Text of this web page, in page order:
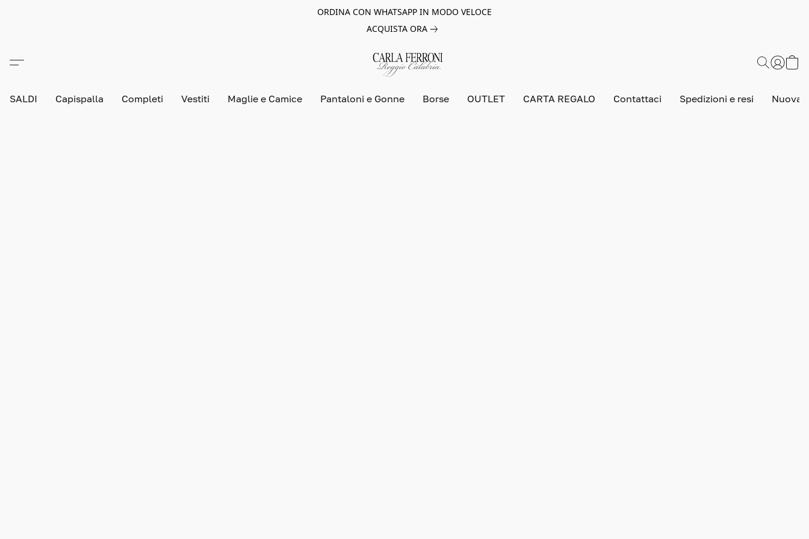
ORDINA CON WHATSAPP IN MODO VELOCE
ACQUISTA ORA
SALDI Capispalla Completi Vestiti Maglie e Camice Pantaloni e Gonne Borse OUTLET CARTA REGALO Contattaci Spedizioni e resi Nuova